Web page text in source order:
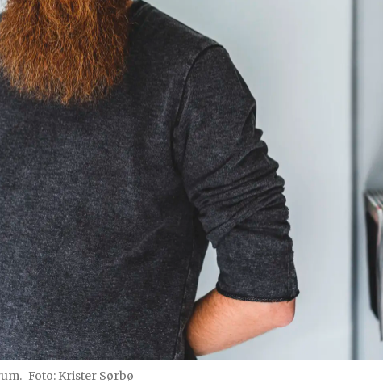
Foto: Krister Sørbø